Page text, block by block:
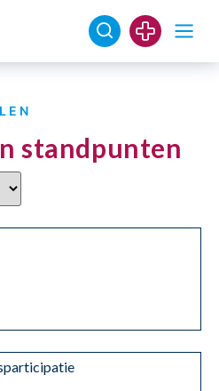
standpunten